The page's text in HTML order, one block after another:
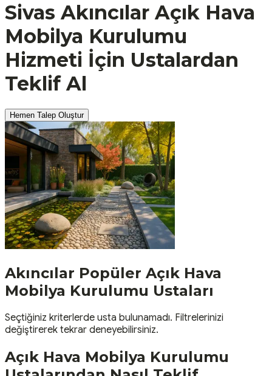
Sivas Akıncılar Açık Hava
Mobilya Kurulumu
Hizmeti İçin Ustalardan
Teklif Al
Hemen Talep Oluştur
Akıncılar Popüler Açık Hava
Mobilya Kurulumu Ustaları
Seçtiğiniz kriterlerde usta bulunamadı. Filtrelerinizi
değiştirerek tekrar deneyebilirsiniz.
Açık Hava Mobilya Kurulumu